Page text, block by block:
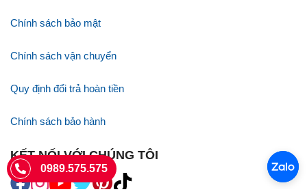
Chính sách bảo mật
Chính sách vận chuyển
Quy định đổi trả hoàn tiền
Chính sách bảo hành
KẾT NỐI VỚI CHÚNG TÔI
0989.575.575